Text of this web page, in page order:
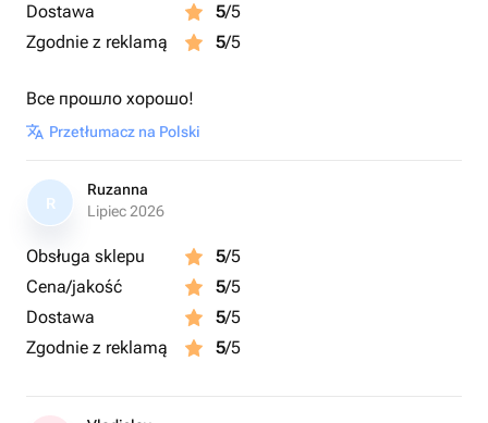
Dostawa
5/5
Zgodnie z reklamą
5/5
Все прошло хорошо!
Przetłumacz na Polski
R
Ruzanna
Lipiec 2026
Obsługa sklepu 5/5
Cena/jakość
5/5
Dostawa
5/5
Zgodnie z reklamą
5/5